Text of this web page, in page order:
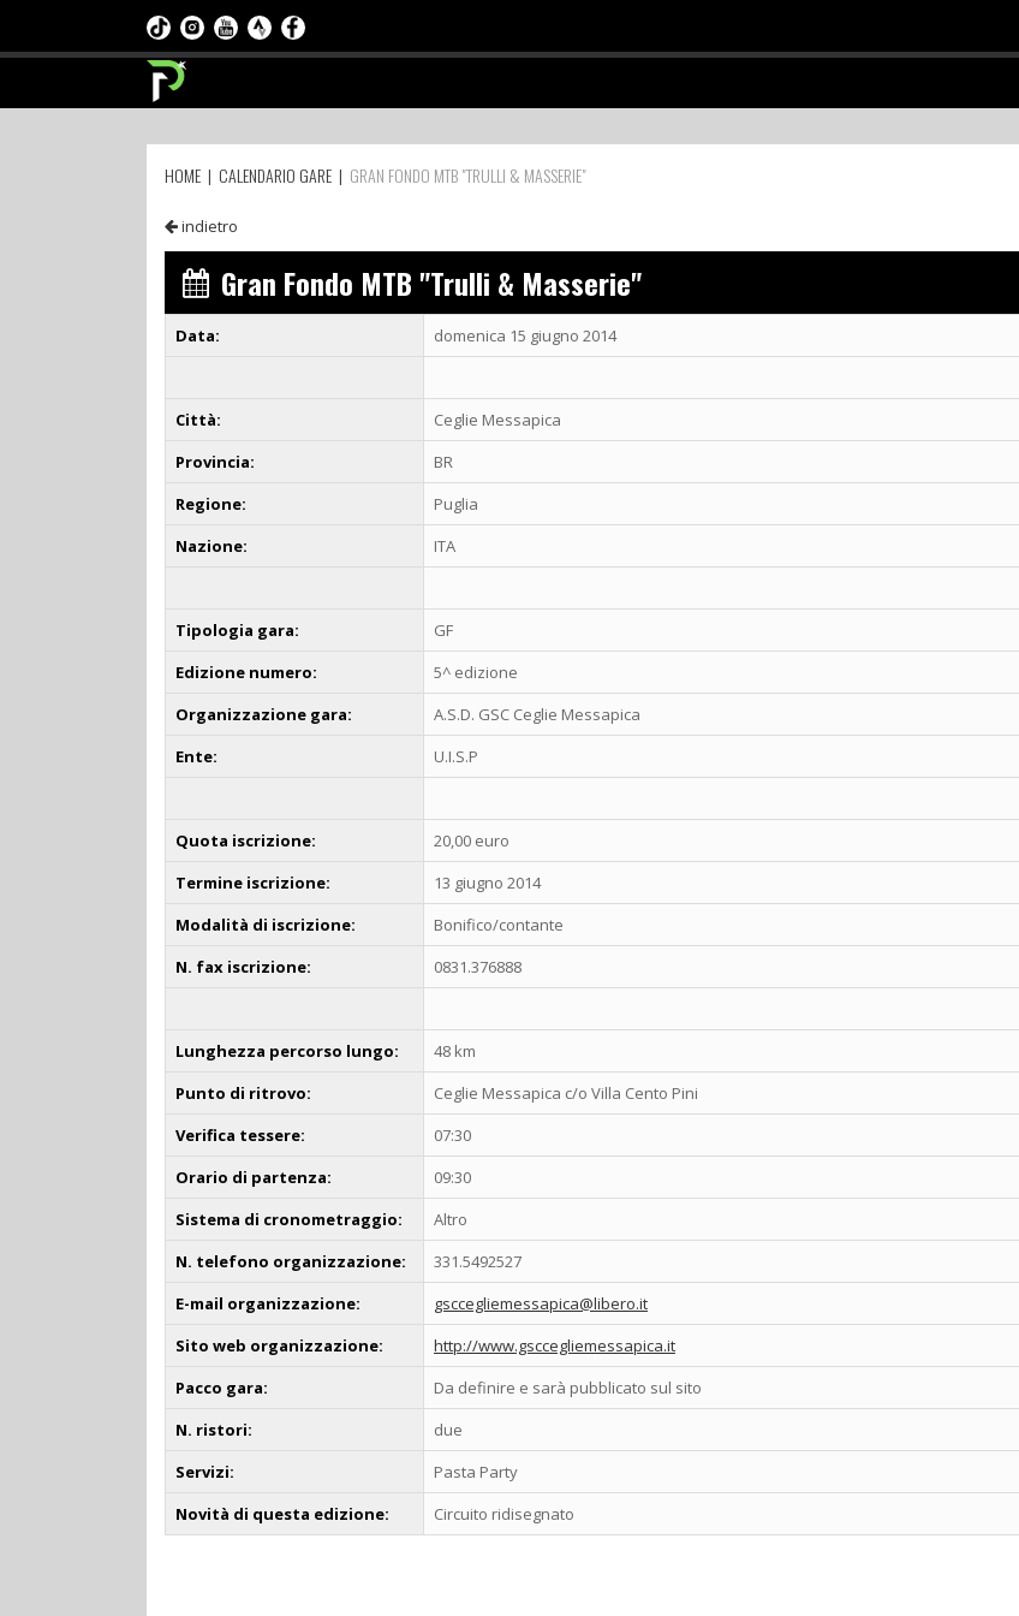
HOME | CALENDARIO GARE | GRAN FONDO MTB "TRULLI & MASSERIE"
indietro
Gran Fondo MTB "Trulli & Masserie"
Data: domenica 15 giugno 2014
Città:
Ceglie Messapica
Provincia:
BR
Regione:
Puglia
Nazione:
ITA
Tipologia gara:
GF
Edizione numero:
5^ edizione
Organizzazione gara:
A.S.D. GSC Ceglie Messapica
Ente:
U.I.S.P
Quota iscrizione:
20,00 euro
Termine iscrizione:
13 giugno 2014
Modalità di iscrizione:
Bonifico/contante
N. fax iscrizione:
0831.376888
Lunghezza percorso lungo:
48 km
Punto di ritrovo:
Ceglie Messapica c/o Villa Cento Pini
Verifica tessere:
07:30
Orario di partenza:
09:30
Sistema di cronometraggio:
Altro
N. telefono organizzazione:
331.5492527
E-mail organizzazione:
gsccegliemessapica@libero.it
Sito web organizzazione:
http://www.gsccegliemessapica.it
Pacco gara:
Da definire e sarà pubblicato sul sito
N. ristori:
due
Servizi:
Pasta Party
Novità di questa edizione:
Circuito ridisegnato